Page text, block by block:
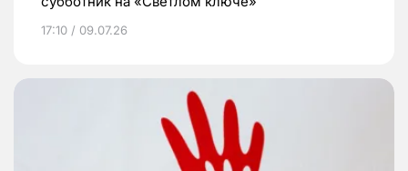
17:10 / 09.07.26